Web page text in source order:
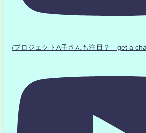
/プロジェクトA子さんも注目？ get a